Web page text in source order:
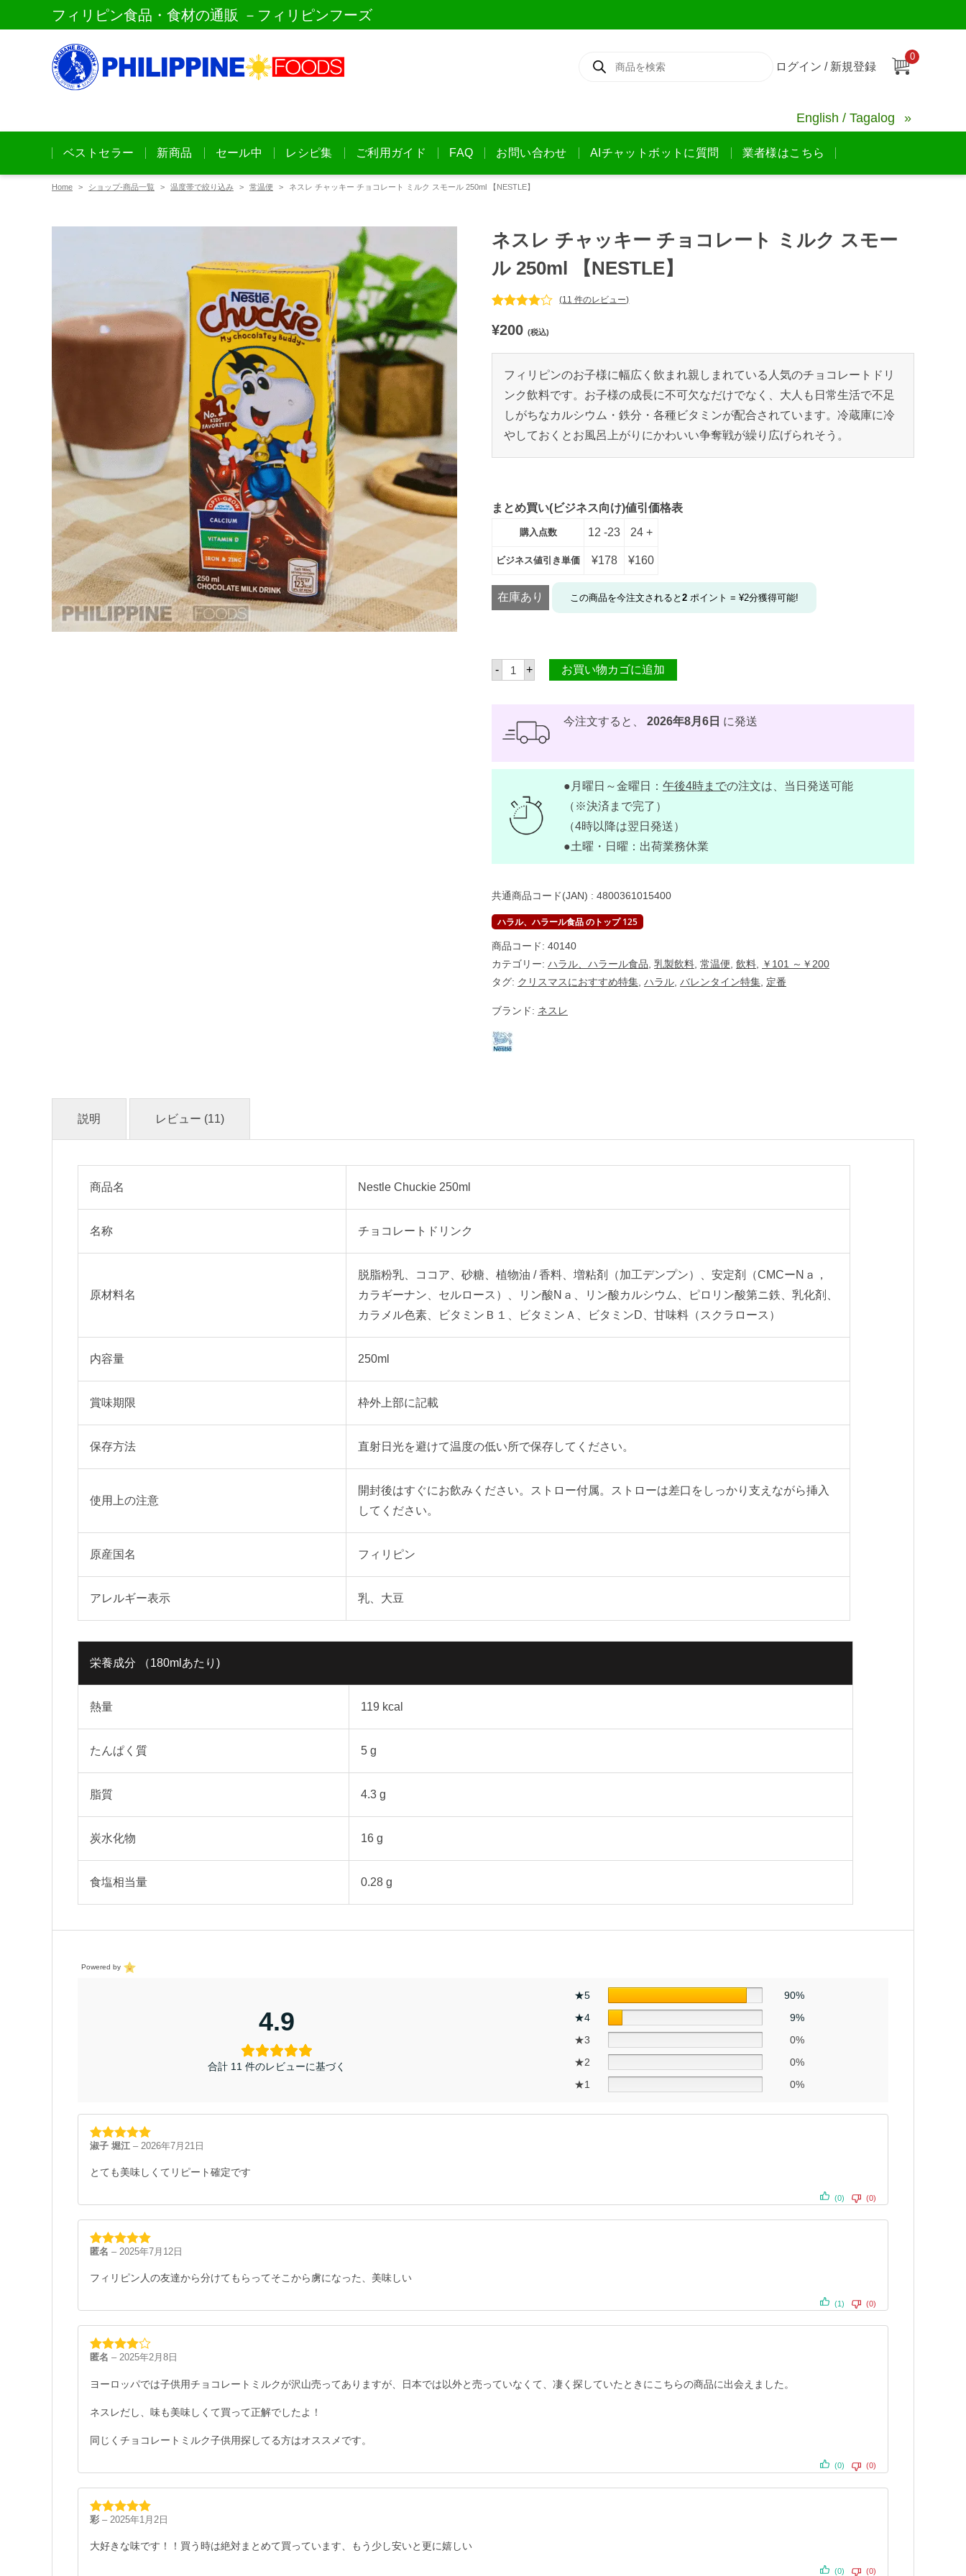
フィリピン食品・食材の通販 －フィリピンフーズ
ログイン / 新規登録
0
English / Tagalog
ベストセラー 新商品 セール中 レシピ集 ご利用ガイド FAQ お問い合わせ AIチャットボットに質問 業者様はこちら
Home ショップ-商品一覧 温度帯で絞り込み 常温便 ネスレ チャッキー チョコレート ミルク スモール 250ml 【NESTLE】
ネスレ チャッキー チョコレート ミルク スモー
ル 250ml 【NESTLE】
評価に基づ
く5段階評
価のうち、
(11 件のレビュー)
¥200 (税込)
フィリピンのお子様に幅広く飲まれ親しまれている人気のチョコレートドリ
ンク飲料です。お子様の成長に不可欠なだけでなく、大人も日常生活で不足
しがちなカルシウム・鉄分・各種ビタミンが配合されています。冷蔵庫に冷
やしておくとお風呂上がりにかわいい争奪戦が繰り広げられそう。
まとめ買い(ビジネス向け)値引価格表
購入点数 12 -23 24 +
ビジネス値引き単価 ¥178 ¥160
在庫あり この商品を今注文されると 2 ポイント = ¥2分獲得可能!
- ネ
ス
キ
ョ
ー
ミ
ル
5
0
m
l
【
E
T
E
】
個
+ お買い物カゴに追加
今注文すると、 2026年8月6日 に発送
●月曜日～金曜日： 午後4時までの注文は、当日発送可能
（※決済まで完了）
（4時以降は翌日発送）
●土曜・日曜：出荷業務休業
共通商品コード(JAN) : 4800361015400
ハラル、ハラール食品 のトップ 125
商品コード: 40140
カテゴリー: ハラル、ハラール食品, 乳製飲料, 常温便, 飲料, ￥101 ～￥200
タグ: クリスマスにおすすめ特集, ハラル, バレンタイン特集, 定番
ブランド: ネスレ
説明 レビュー (11)
商品名 Nestle Chuckie 250ml
名称 チョコレートドリンク
原材料名
脱脂粉乳、ココア 、砂糖、植物油 / 香料、増粘剤（加工デンプン）、安定剤（CMCーNａ，
カラギーナン、セルロース）、リン酸Nａ、リン酸カルシウム、ピロリン酸第ニ鉄、乳化剤、
カラメル色素、ビタミンＢ１、ビタミンＡ、ビタミンD、甘味料（スクラロース）
内容量 250ml
賞味期限 枠外上部に記載
保存方法 直射日光を避けて温度の低い所で保存してください。
使用上の注意
開封後はすぐにお飲みください。ストロー付属。ストローは差口をしっかり支えながら挿入
してください。
原産国名 フィリピン
アレルギー表示 乳、大豆
栄養成分 （180mlあたり)
熱量 119 kcal
たんぱく質 5 g
脂質 4.3 g
炭水化物 16 g
食塩相当量 0.28 g
Powered by
4.9
合計 11 件のレビューに基づく
★5
90%
★4
9%
★3
0%
★2
0%
★1
0%
5段階中 5の
淑子 堀江 – 2026年7月21日
とても美味しくてリピート確定です
(0) (0)
5段階中5の
匿名 – 2025年7月12日
フィリピン人の友達から分けてもらってそこから虜になった、美味しい
(1) (0)
5段階中4
匿名 – 2025年2月8日
ヨーロッパでは子供用チョコレートミルクが沢山売ってありますが、日本では以外と売っていなくて、凄く探していたときにこちらの商品に出会えました。
ネスレだし、味も美味しくて買って正解でしたよ！
同じくチョコレートミルク子供用探してる方はオススメです。
(0) (0)
5段階中5の
彩 – 2025年1月2日
大好きな味です！！買う時は絶対まとめて買っています、もう少し安いと更に嬉しい
(0) (0)